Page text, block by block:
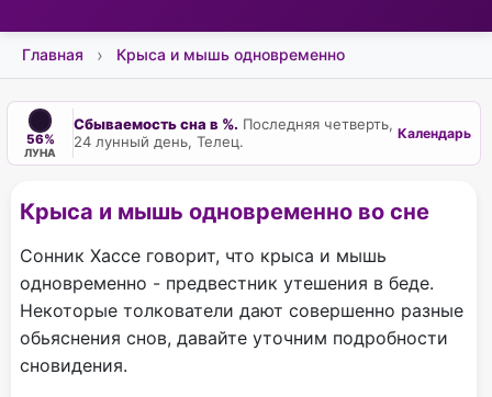
Главная Крыса и мышь одновременно
56%
ЛУНА
Сбываемость сна в %. Последняя четверть,
24 лунный день, Телец.
Календарь
Крыса и мышь одновременно во сне
Сонник Хассе говорит, что крыса и мышь
одновременно - предвестник утешения в беде.
Некоторые толкователи дают совершенно разные
обьяснения снов, давайте уточним подробности
сновидения.